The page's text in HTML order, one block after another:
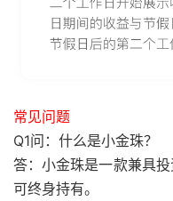
常见问题
Q1问：什么是小金珠？
答：小金珠是一款兼具投
可终身持有。